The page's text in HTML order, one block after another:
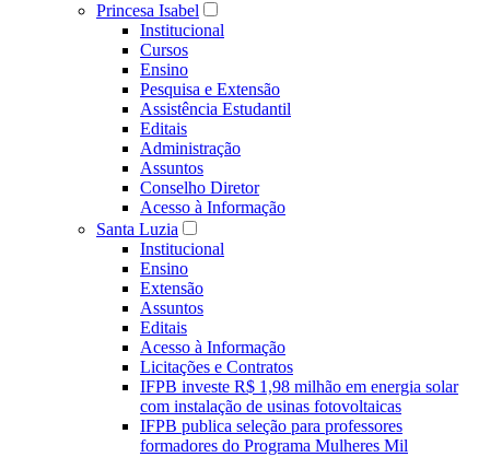
Princesa Isabel
Institucional
Cursos
Ensino
Pesquisa e Extensão
Assistência Estudantil
Editais
Administração
Assuntos
Conselho Diretor
Acesso à Informação
Santa Luzia
Institucional
Ensino
Extensão
Assuntos
Editais
Acesso à Informação
Licitações e Contratos
IFPB investe R$ 1,98 milhão em energia solar
com instalação de usinas fotovoltaicas
IFPB publica seleção para professores
formadores do Programa Mulheres Mil